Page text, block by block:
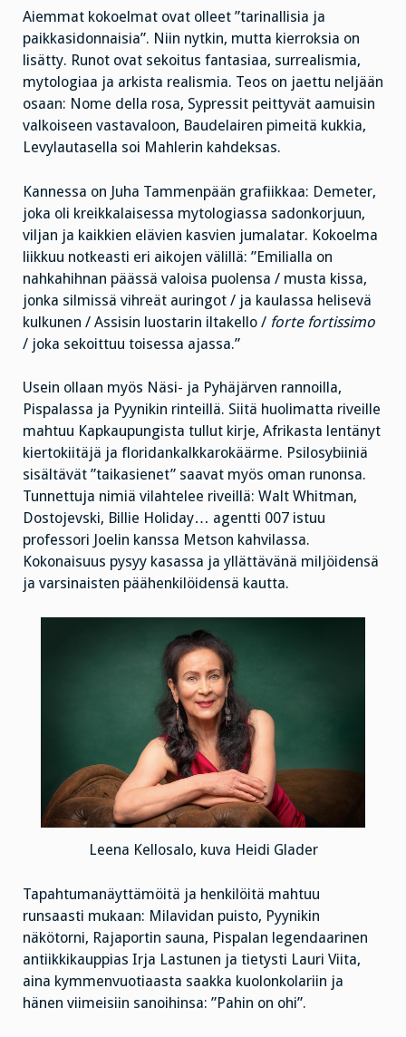
Aiemmat kokoelmat ovat olleet ”tarinallisia ja
paikkasidonnaisia”. Niin nytkin, mutta kierroksia on
lisätty. Runot ovat sekoitus fantasiaa, surrealismia,
mytologiaa ja arkista realismia. Teos on jaettu neljään
osaan: Nome della rosa, Sypressit peittyvät aamuisin
valkoiseen vastavaloon, Baudelairen pimeitä kukkia,
Levylautasella soi Mahlerin kahdeksas.
Kannessa on Juha Tammenpään grafiikkaa: Demeter,
joka oli kreikkalaisessa mytologiassa sadonkorjuun,
viljan ja kaikkien elävien kasvien jumalatar. Kokoelma
liikkuu notkeasti eri aikojen välillä: ”Emilialla on
nahkahihnan päässä valoisa puolensa / musta kissa,
jonka silmissä vihreät auringot / ja kaulassa helisevä
kulkunen / Assisin luostarin iltakello / forte fortissimo
/ joka sekoittuu toisessa ajassa.”
Usein ollaan myös Näsi- ja Pyhäjärven rannoilla,
Pispalassa ja Pyynikin rinteillä. Siitä huolimatta riveille
mahtuu Kapkaupungista tullut kirje, Afrikasta lentänyt
kiertokiitäjä ja floridankalkkarokäärme. Psilosybiiniä
sisältävät ”taikasienet” saavat myös oman runonsa.
Tunnettuja nimiä vilahtelee riveillä: Walt Whitman,
Dostojevski, Billie Holiday… agentti 007 istuu
professori Joelin kanssa Metson kahvilassa.
Kokonaisuus pysyy kasassa ja yllättävänä miljöidensä
ja varsinaisten päähenkilöidensä kautta.
Leena Kellosalo, kuva Heidi Glader
Tapahtumanäyttämöitä ja henkilöitä mahtuu
runsaasti mukaan: Milavidan puisto, Pyynikin
näkötorni, Rajaportin sauna, Pispalan legendaarinen
antiikkikauppias Irja Lastunen ja tietysti Lauri Viita,
aina kymmenvuotiaasta saakka kuolonkolariin ja
hänen viimeisiin sanoihinsa: ”Pahin on ohi”.